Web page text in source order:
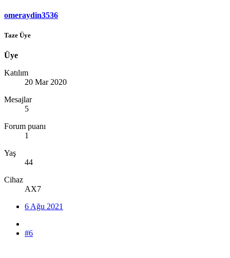
omeraydin3536
Taze Üye
Üye
Katılım
20 Mar 2020
Mesajlar
5
Forum puanı
1
Yaş
44
Cihaz
AX7
6 Ağu 2021
#6